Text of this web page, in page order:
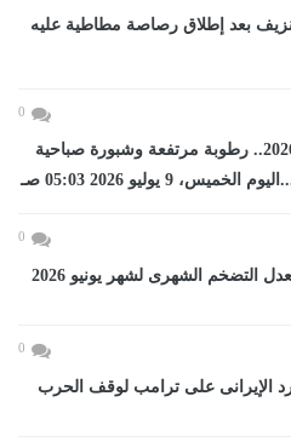
بعد إطلاق رصاصة مطاطية عليه
0
طقس الخميس 9 يوليو 2026.. رطوبة مرتفعة وشبورة صباحية
9 يوليو 2026 05:03 صـ
0
0
الإيرانى على ترامب لوقف الحرب